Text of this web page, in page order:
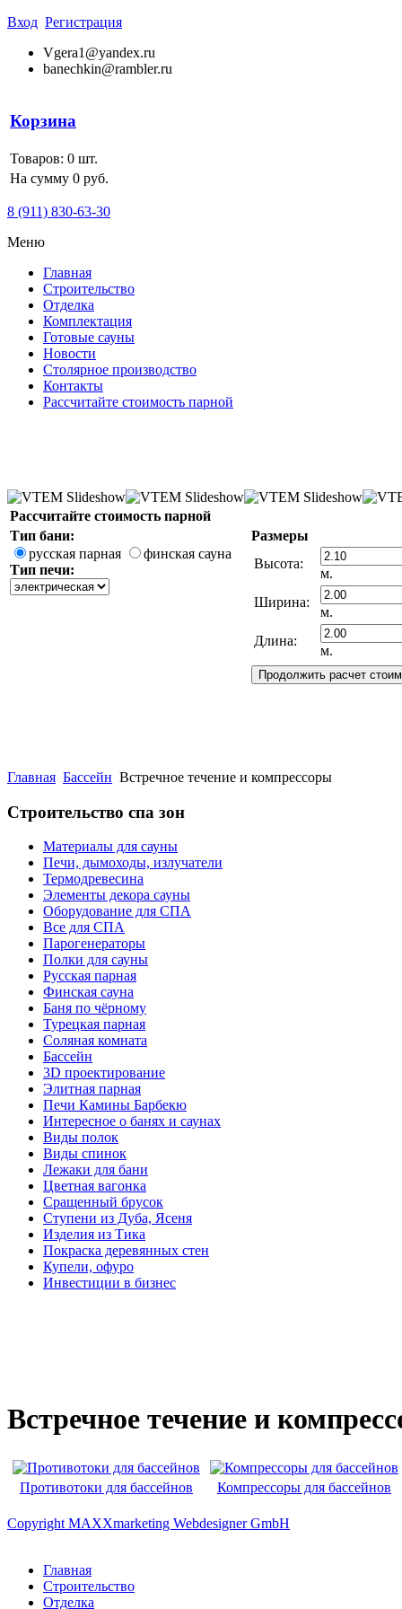
Вход Регистрация
Vgera1@yandex.ru
banechkin@rambler.ru
Корзина
Товаров: 0 шт.
На сумму 0 руб.
8 (911) 830-63-30
Меню
Главная
Строительство
Отделка
Комплектация
Готовые сауны
Новости
Столярное производство
Контакты
Рассчитайте стоимость парной
Рассчитайте стоимость парной
Тип бани:
русская парная
финская сауна
Тип печи:
Размеры
Высота:
м.
Ширина:
м.
Длина:
м.
Главная Бассейн Встречное течение и компрессоры
Строительство спа зон
Материалы для сауны
Печи, дымоходы, излучатели
Термодревесина
Элементы декора сауны
Оборудование для СПА
Все для СПА
Парогенераторы
Полки для сауны
Русская парная
Финская сауна
Баня по чёрному
Турецкая парная
Соляная комната
Бассейн
3D проектирование
Элитная парная
Печи Камины Барбекю
Интересное о банях и саунах
Виды полок
Виды спинок
Лежаки для бани
Цветная вагонка
Сращенный брусок
Ступени из Дуба, Ясеня
Изделия из Тика
Покраска деревянных стен
Купели, офуро
Инвестиции в бизнес
Встречное течение и
Противотоки для бассейнов Компрессоры для бассейнов
Copyright MAXXmarketing Webdesigner GmbH
Главная
Строительство
Отделка